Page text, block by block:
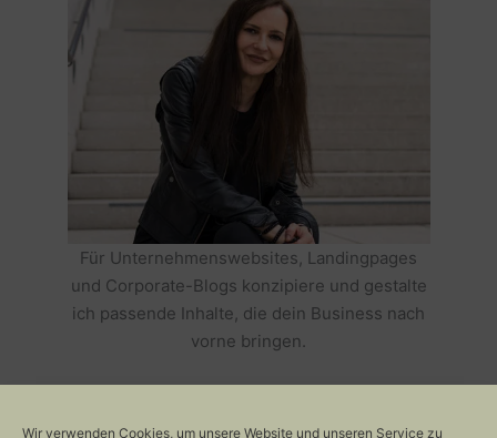
Wir verwenden Cookies, um unsere Website und unseren Service zu
Für Unternehmenswebsites, Landingpages
und Corporate-Blogs konzipiere und gestalte
ich passende Inhalte, die dein Business nach
vorne bringen.
ERFOLGREICH MACHEN >>